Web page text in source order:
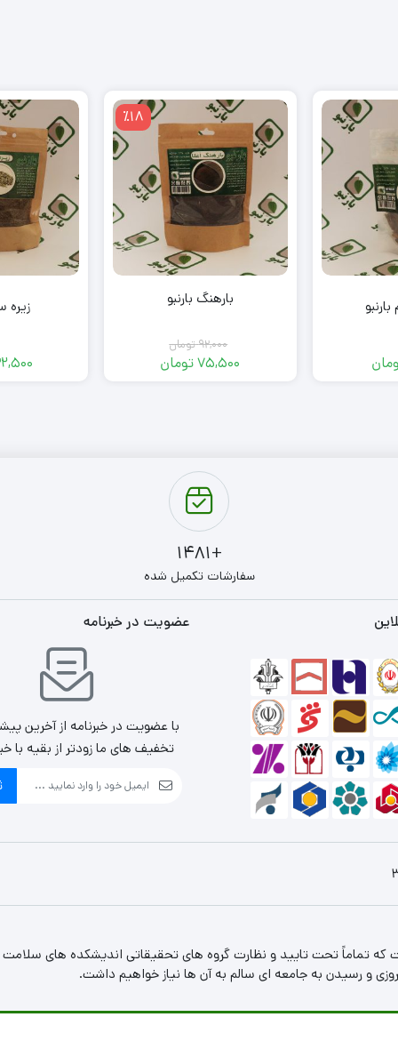
٪18
بارهنگ بارنبو
92,000تومان
75,500تومان
زیره
+1481
سفارشات تکمیل شده
عضویت در خبرنامه
با عضویت در خبرنامه از آخرین
تخفیف های ما زودتر از بقیه با
که تماماً تحت تایید و نظارت گروه های تحقیقاتی اندیشکده های
و رسیدن به جامعه ای سالم به آن ها نیاز خواهیم داشت.